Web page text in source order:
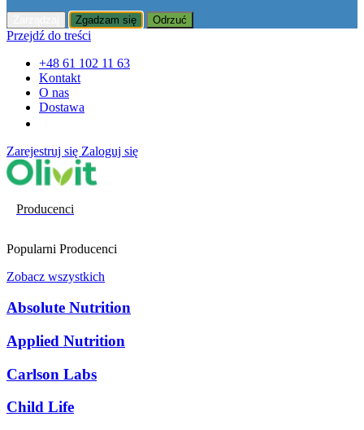
Zgadzam się Odrzuć
Przejdź do treści
+48 61 102 11 63
Kontakt
O nas
Dostawa
Zarejestruj się Zaloguj się
Producenci
Popularni Producenci
Zobacz wszystkich
Absolute Nutrition
Applied Nutrition
Carlson Labs
Child Life